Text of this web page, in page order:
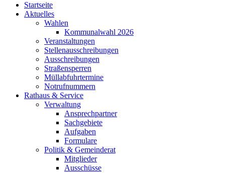
Startseite
Aktuelles
Wahlen
Kommunalwahl 2026
Veranstaltungen
Stellenausschreibungen
Ausschreibungen
Straßensperren
Müllabfuhrtermine
Notrufnummern
Rathaus & Service
Verwaltung
Ansprechpartner
Sachgebiete
Aufgaben
Formulare
Politik & Gemeinderat
Mitglieder
Ausschüsse